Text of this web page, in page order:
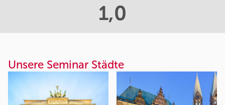
1,0
Unsere Seminar Städte